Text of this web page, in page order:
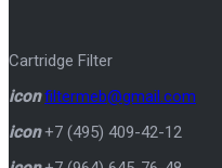
Cartridge Filter
icon filtermeb@gmail.com
icon +7 (495) 409-42-12